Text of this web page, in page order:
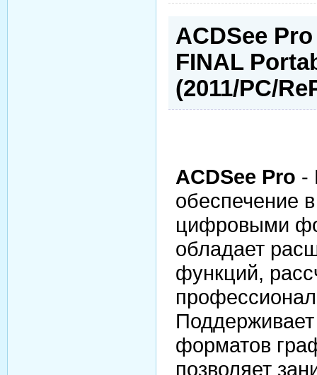
ACDSee
FINAL
(2011/PC/
ACDSee Pro -
обеспечение
цифровыми
обладает
функций,
форматов
позволяет